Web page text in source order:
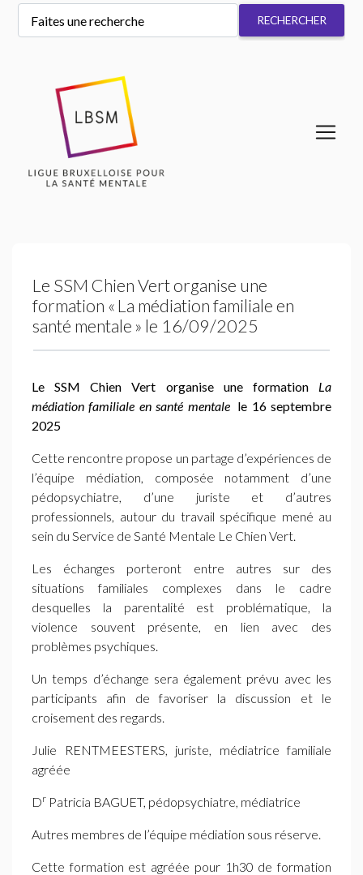
Le SSM Chien Vert organise une
formation «La médiation familiale en
santé mentale » le 16/09/2025
LeSSM Chien Vert organise une formation La
médiation familiale en santé mentale le 16 septembre
2025
Cette rencontre propose un partage d’expériences de
l’équipe médiation, composée notamment d’une
pédopsychiatre, d’une juriste et d’autres
professionnels, autour du travail spécifique mené au
sein du Service de Santé Mentale Le Chien Vert.
Les échanges porteront entre autres sur des
situations familiales complexes dans le cadre
desquelles la parentalité est problématique, la
violence souvent présente, en lien avec des
problèmes psychiques.
Un temps d’échange sera également prévu avec les
participants afin de favoriser la discussion et le
croisement des regards.
Julie RENTMEESTERS, juriste, médiatrice familiale
agréée
Dr Patricia BAGUET, pédopsychiatre, médiatrice
Autres membres de l’équipe médiation sous réserve.
Cette formation est agréée pour 1h30 de formation